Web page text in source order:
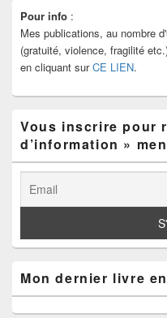
principale
de
widget
pour
barre
Pour info :
Mes publications, au nombre
(gratuité, violence, fragilité
en cliquant surCE LIEN.
Vous inscrire pour
d’information »
Mon dernier livre